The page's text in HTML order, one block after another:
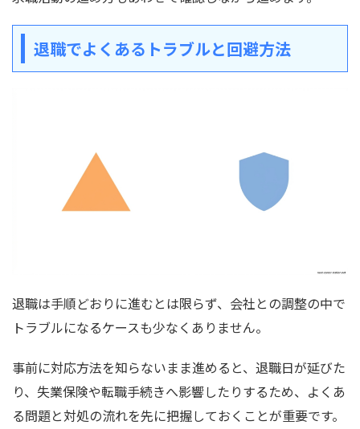
退職でよくあるトラブルと回避方法
退職は手順どおりに進むとは限らず、会社との調整の中で
トラブルになるケースも少なくありません。
事前に対応方法を知らないまま進めると、退職日が延びた
り、失業保険や転職手続きへ影響したりするため、よくあ
る問題と対処の流れを先に把握しておくことが重要です。